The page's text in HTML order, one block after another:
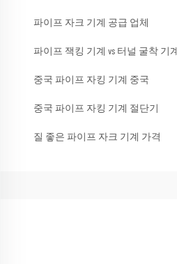
파이프 자크 기계 공급 업체
파이프 잭킹 기계 vs 터널 굴착 기계
중국 파이프 자킹 기계 중국
중국 파이프 자킹 기계 절단기
질 좋은 파이프 자크 기계 가격